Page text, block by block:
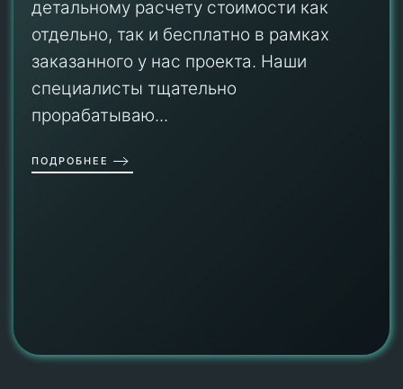
детальному расчету стоимости как
отдельно, так и бесплатно в рамках
заказанного у нас проекта. Наши
специалисты тщательно
прорабатываю...
ПОДРОБНЕЕ